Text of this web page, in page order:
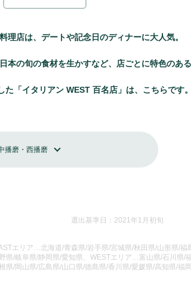
理店は、デートや記念日のディナーに大人気。
本の旬の食材を生かすなど、店ごとに特色のあ
た「イタリアン WEST 百名店」は、こちらです。
播磨・西播磨
選出基準日：2021年1月初旬
エリア…北海道/青森県/岩手県/宮城県/秋田県/山形県/福
県/岐阜県/静岡県/愛知県、WESTエリア…富山県/石川県/
県/岡山県/広島県/山口県/徳島県/香川県/愛媛県/高知県/福